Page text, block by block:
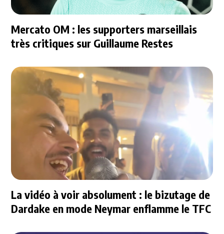
Mercato OM : les supporters marseillais
très critiques sur Guillaume Restes
La vidéo à voir absolument : le bizutage de
Dardake en mode Neymar enflamme le TFC